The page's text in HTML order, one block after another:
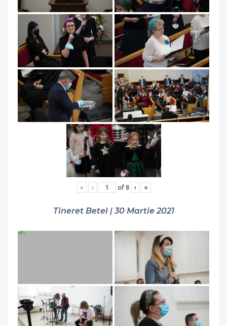
« ‹ of 8 › »
Tineret Betel | 30 Martie 2021